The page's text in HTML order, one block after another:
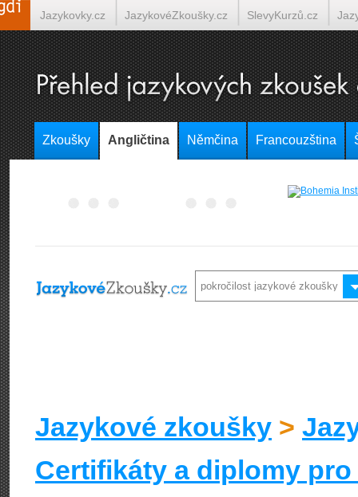
Jazykovky.cz JazykovéZkoušky.cz SlevyKurzů.cz
Španělština on-line Italština on-line Tlumočení-
Zkoušky Angličtina Němčina Francouzština
Jazykové zkoušky >
Certifikáty a diplomy